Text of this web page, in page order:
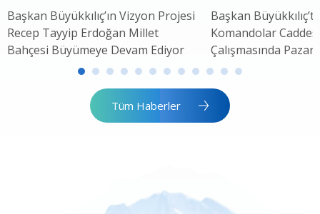
Başkan Büyükkılıç’ın Vizyon Projesi
Recep Tayyip Erdoğan Millet
Bahçesi Büyümeye Devam Ediyor
Başkan
Komandolar
Çalışmasında
Tüm Haberler